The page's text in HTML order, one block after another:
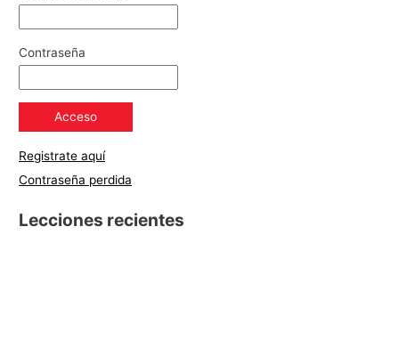
Contraseña
Registrate aquí
Contraseña perdida
Lecciones recientes